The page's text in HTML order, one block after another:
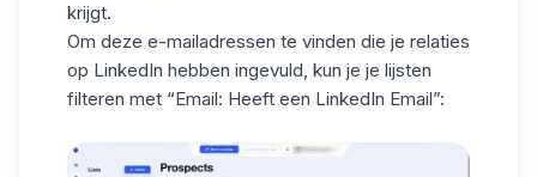
krijgt.
Om deze e-mailadressen te vinden die je relaties
op LinkedIn hebben ingevuld, kun je je lijsten
filteren met “Email: Heeft een LinkedIn Email”: